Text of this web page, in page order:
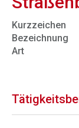
Kurzzeichen
Bezeichnung
Art